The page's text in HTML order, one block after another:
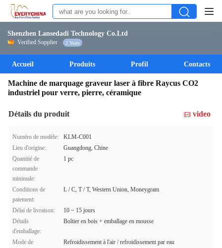
Shenzhen Lansedadi Technology Co.Ltd
Verified Supplier 2 Years
Accueil Produits Profil Contacts
Machine de marquage graveur laser à fibre Raycus CO2
industriel pour verre, pierre, céramique
Détails du produit video
Numéro de modèle:
KLM-C001
Lieu d'origine:
Guangdong, Chine
Quantité de
commande
minimale:
1 pc
Conditions de
paiement:
L / C, T / T, Western Union, Moneygram
Délai de livraison:
10 ~ 15 jours
Détails
d'emballage:
Boîtier en bois + emballage en mousse
Mode de
Refroidissement à l'air / refroidissement par eau